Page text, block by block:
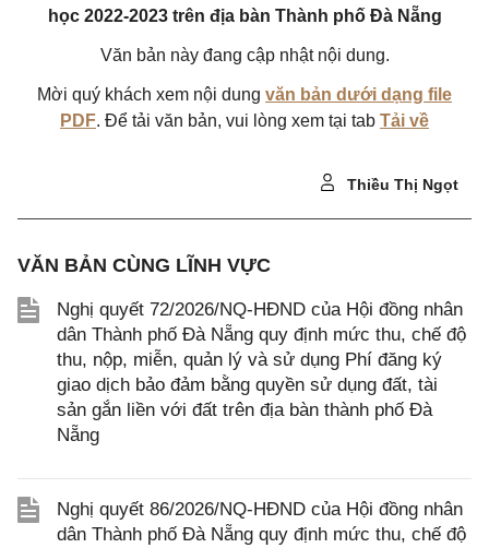
học 2022-2023 trên địa bàn Thành phố Đà Nẵng
Văn bản này đang cập nhật nội dung.
Mời quý khách xem nội dung văn bản dưới dạng file
PDF. Để tải văn bản, vui lòng xem tại tab Tải về
Thiều Thị Ngọt
VĂN BẢN CÙNG LĨNH VỰC
Nghị quyết 72/2026/NQ-HĐND của Hội đồng nhân
dân Thành phố Đà Nẵng quy định mức thu, chế độ
thu, nộp, miễn, quản lý và sử dụng Phí đăng ký
giao dịch bảo đảm bằng quyền sử dụng đất, tài
sản gắn liền với đất trên địa bàn thành phố Đà
Nẵng
Nghị quyết 86/2026/NQ-HĐND của Hội đồng nhân
dân Thành phố Đà Nẵng quy định mức thu, chế độ